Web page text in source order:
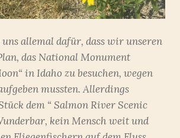
uns allemal dafür, dass wir unseren
das National Monument
in Idaho zu besuchen, wegen
mussten. Allerdings
dem “ Salmon River Scenic
kein Mensch weit und